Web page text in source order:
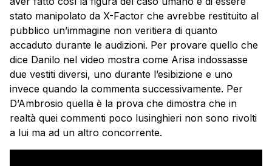
stato manipolato da X-Factor che avrebbe restituito al
pubblico un’immagine non veritiera di quanto
accaduto durante le audizioni. Per provare quello che
dice Danilo nel video mostra come Arisa indossasse
due vestiti diversi, uno durante l’esibizione e uno
invece quando la commenta successivamente. Per
D’Ambrosio quella è la prova che dimostra che in
realtà quei commenti poco lusinghieri non sono rivolti
a lui ma ad un altro concorrente.